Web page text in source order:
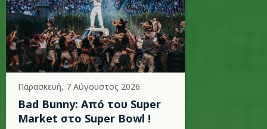
Παρασκευή, 7 Αύγουστος 2026
Bad Bunny: Από του Super
Market στο Super Bowl !